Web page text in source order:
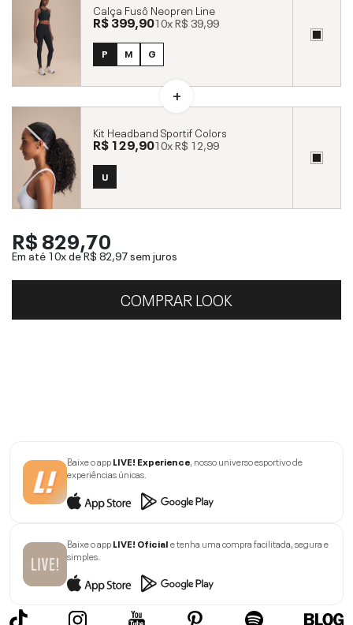
Calça Fusô Neopren Line
R$ 399,9010xR$ 39,99
P M G
Kit Headband Sportif Colors
R$ 129,9010xR$ 12,99
U
R$ 829,70
Em até 10x deR$ 82,97sem juros
COMPRAR LOOK
Baixe o appLIVE! Experience, nosso universo esportivo de
experiências únicas.
Baixe o appLIVE! Oficiale tenha uma compra facilitada, segura e
simples.